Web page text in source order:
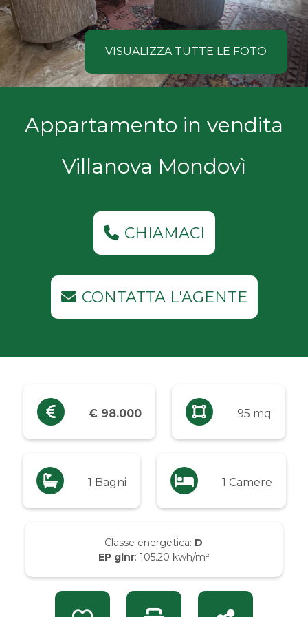
VISUALIZZA TUTTE LE FOTO
Appartamento in vendita
Villanova Mondovì
CHIAMACI
CONTATTA L'AGENTE
€ 98.000 95 mq
1 Bagni 1 Camere
Classe energetica: D
EP glnr: 105.20 kwh/m²
COSA
CERCANO
NOSTRI
Comune
Tipologia
-
Industriali
Prezzo
Qualsiasi
Fino a € 5.000
Da € 10.000 a € 20.000
Da € 20.000 a € 50.000